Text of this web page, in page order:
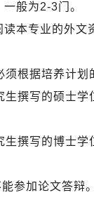
般为2-3门。
本专业的外文
须根据培养计
生撰写的硕士
生撰写的博士
参加论文答辩